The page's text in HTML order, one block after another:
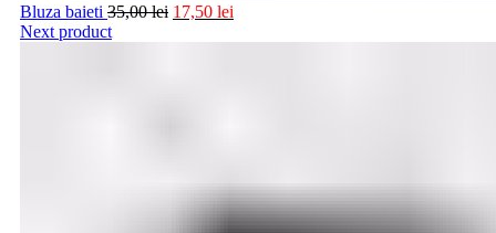
Bluza baieti 35,00lei 17,50 lei
Next product